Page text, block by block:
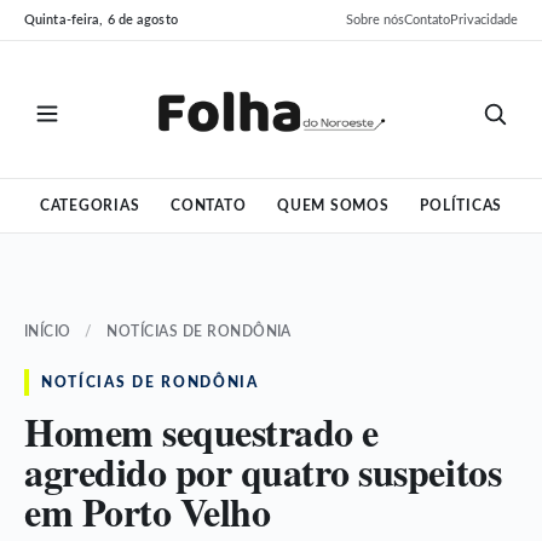
Pular
para
Pular
para
Quinta-feira, 6 de agosto Sobre nósContatoPrivacidade
CATEGORIAS CONTATO QUEM SOMOS POLÍTICAS
INÍCIO / NOTÍCIAS DE RONDÔNIA
NOTÍCIAS DE RONDÔNIA
Homem sequestrado e
agredido por quatro suspeitos
em Porto Velho